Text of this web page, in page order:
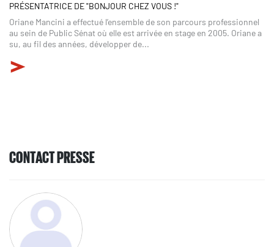
PRÉSENTATRICE DE "BONJOUR CHEZ VOUS !"
Oriane Mancini a effectué l’ensemble de son parcours professionnel
au sein de Public Sénat où elle est arrivée en stage en 2005. Oriane a
su, au fil des années, développer de...
CONTACT PRESSE